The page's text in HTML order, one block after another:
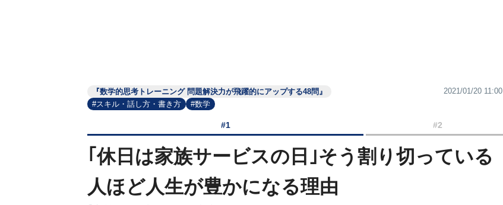
『数学的思考トレーニング 問題解決力が飛躍的にアップする48問』
#スキル・話し方・書き方
#数学
2021/01/20 11:00
#1 #2
｢休日は家族サービスの日｣そう割り切っている
人ほど人生が豊かになる理由